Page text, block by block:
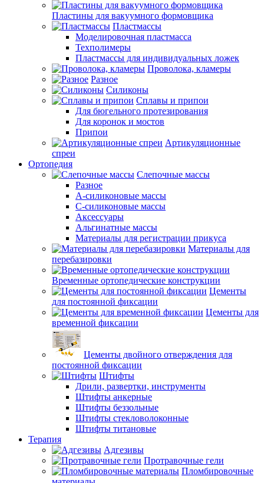
Пластины для вакуумного формовщика
Пластмассы
Моделировочная пластмасса
Техполимеры
Пластмассы для индивидуальных ложек
Проволока, кламеры
Разное
Силиконы
Сплавы и припои
Для бюгельного протезирования
Для коронок и мостов
Припои
Артикуляционные
спреи
Ортопедия
Слепочные массы
Разное
А-силиконовые массы
С-силиконовые массы
Аксессуары
Альгинатные массы
Материалы для регистрации прикуса
Материалы для
перебазировки
Временные ортопедические конструкции
Цементы
для постоянной фиксации
Цементы для
временной фиксации
Цементы двойного отверждения для
постоянной фиксации
Штифты
Дрили, развертки, инструменты
Штифты анкерные
Штифты беззольные
Штифты стекловолоконные
Штифты титановые
Терапия
Адгезивы
Протравочные гели
Пломбировочные